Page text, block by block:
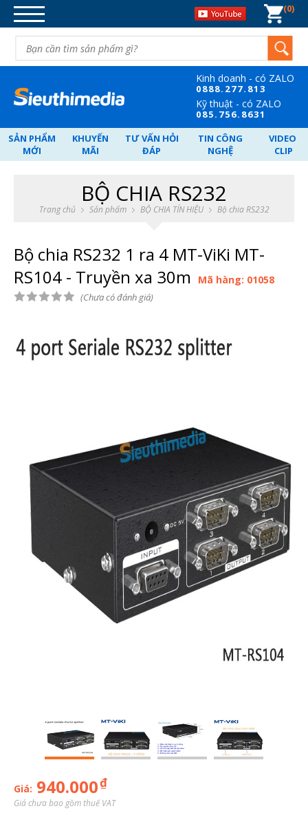
DANH MỤC SẢN PHẨM
DÂY CÁP TÍN HIỆU
BỘ CHIA TÍN HIỆU
CHUYỂN ĐỐI TÍN HIỆU
MẠNG-WIFI-MÁY TÍNH-ĐIỆN
NGUỒN POE - SWITCH - VẬT TƯ.
NGHE NHÌN-GIẢI TRÍ.
QUÀ TẶNG DOANH NGHIỆP
0
Kinh doanh - có ZALO
0888.277.813
Kỹ thuật - có ZALO
085.756.8631
SẢN PHẨM
MỚI
KHUYẾN
MÃI
TƯ VẤN HỎI
ĐÁP
TIN CÔNG
NGHỆ
VIDEO
CLIP
BỘ CHIA RS232
Trang chủ Sản phẩm BỘ CHIA TÍN HIỆU Bộ chia RS232
Bộ chia RS232 1 ra 4 MT-ViKi MT-
RS104 - Truyền xa 30m
Mã hàng: 01058
(Chưa có đánh giá)
Giá: 940.000₫
Giá chưa bao gồm thuế VAT